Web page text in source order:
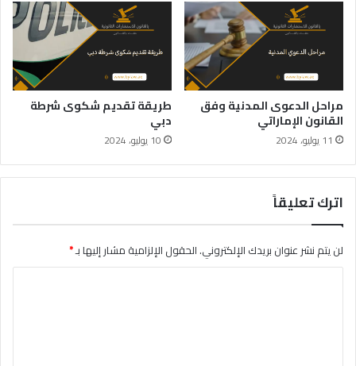
مراحل الدعوى المدنية وفق
القانون الإماراتي
11 يوليو، 2024
طريقة تقديم شكوى شرطة
دبي
10 يوليو، 2024
اترك تعليقاً
لن يتم نشر عنوان بريدك الإلكتروني.الحقول الإلزامية مشار إليها بـ*